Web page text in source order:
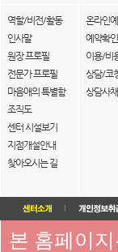
역할/비전/활동
인사말
원장 프로필
전문가 프로필
마음애의 특별함
조직도
센터 시설보기
지점개설안내
찾아오시는 길
온라인
예약확인
이용/비
상담/코
상담사
본 홈페이